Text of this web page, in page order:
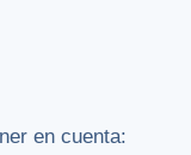
en cuenta: